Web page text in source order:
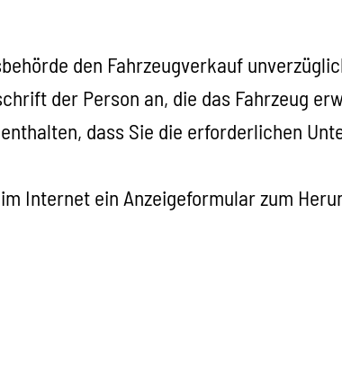
den Fahrzeugverkauf
der Person an, die das Fahrzeug
dass Sie die erforderlichen
Internet ein Anzeigeformular zum